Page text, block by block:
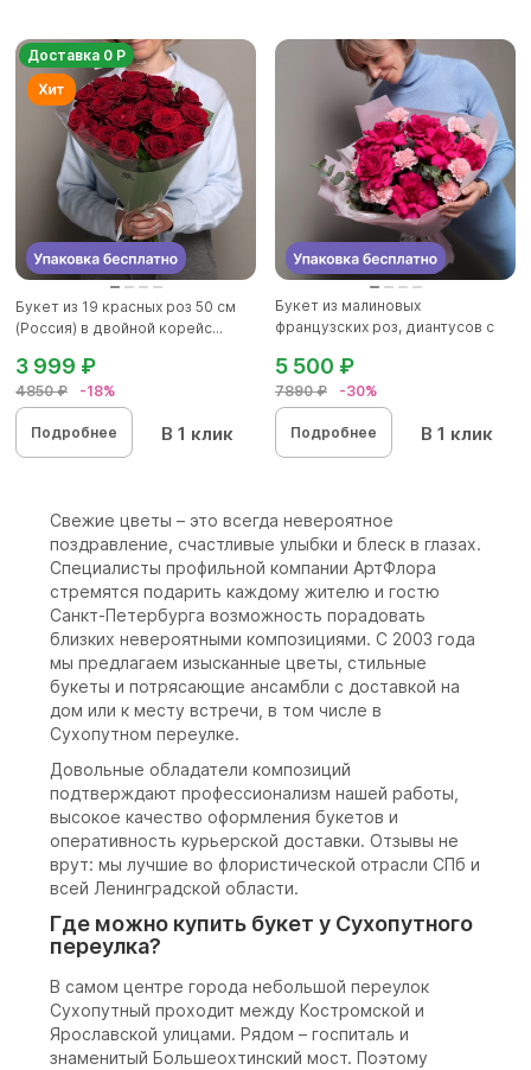
Доставка 0 Р
Букет из 19 красных роз 50 см
(Россия) в двойной корейс...
4850 ₽ -18%
3 999 ₽
Подробнее В 1 клик
Букет из малиновых
французских роз, диантусов с
7890 ₽ -30%
5 500 ₽
Подробнее В 1 клик
Свежие цветы – это всегда невероятное
поздравление, счастливые улыбки и блеск в глазах.
Специалисты профильной компании АртФлора
стремятся подарить каждому жителю и гостю
Санкт-Петербурга возможность порадовать
близких невероятными композициями. С 2003 года
мы предлагаем изысканные цветы, стильные
букеты и потрясающие ансамбли с доставкой на
дом или к месту встречи, в том числе в
Сухопутном переулке.
Довольные обладатели композиций
подтверждают профессионализм нашей работы,
высокое качество оформления букетов и
оперативность курьерской доставки. Отзывы не
врут: мы лучшие во флористической отрасли СПб и
всей Ленинградской области.
Где можно купить букет у Сухопутного
переулка?
В самом центре города небольшой переулок
Сухопутный проходит между Костромской и
Ярославской улицами. Рядом – госпиталь и
знаменитый Большеохтинский мост. Поэтому